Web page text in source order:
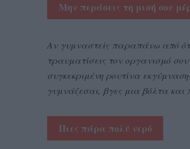
Μην περάσεις τη μισή σου
Αν γυμναστείς παραπάνω από
τραυματίσεις τον οργανισμό
συγκεκριμένη ρουτίνα
γυμνάζεσαι, βγες μια βόλτα και
Πιες πάρα πολύ νερό